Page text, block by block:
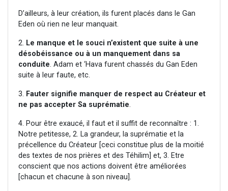
D’ailleurs, à leur création, ils furent placés dans le Gan
Eden où rien ne leur manquait.
2. Le manque et le souci n’existent que suite à une
désobéissance ou à un manquement dans sa
conduite. Adam et ‘Hava furent chassés du Gan Eden
suite à leur faute, etc.
3. Fauter signifie manquer de respect au Créateur et
ne pas accepter Sa suprématie.
4. Pour être exaucé, il faut et il suffit de reconnaître : 1.
Notre petitesse, 2. La grandeur, la suprématie et la
précellence du Créateur [ceci constitue plus de la moitié
des textes de nos prières et des Téhilim] et, 3. Etre
conscient que nos actions doivent être améliorées
[chacun et chacune à son niveau].